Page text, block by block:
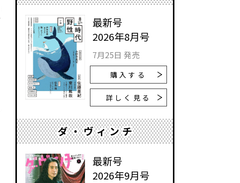
最新号
2026年8月号
7月25日 発売
購入する
詳しく見る
ダ・ヴィンチ
最新号
2026年9月号